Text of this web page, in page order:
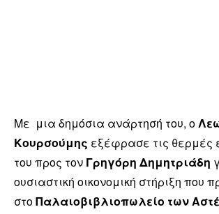
Με μια δημόσια ανάρτησή του, ο
Κουρσούμης εξέφρασε τις θερμές
του προς τον Γρηγόρη Δημητριάδη
ουσιαστική οικονομική στήριξη που
στοΠαλαιοβιβλιοπωλείο των